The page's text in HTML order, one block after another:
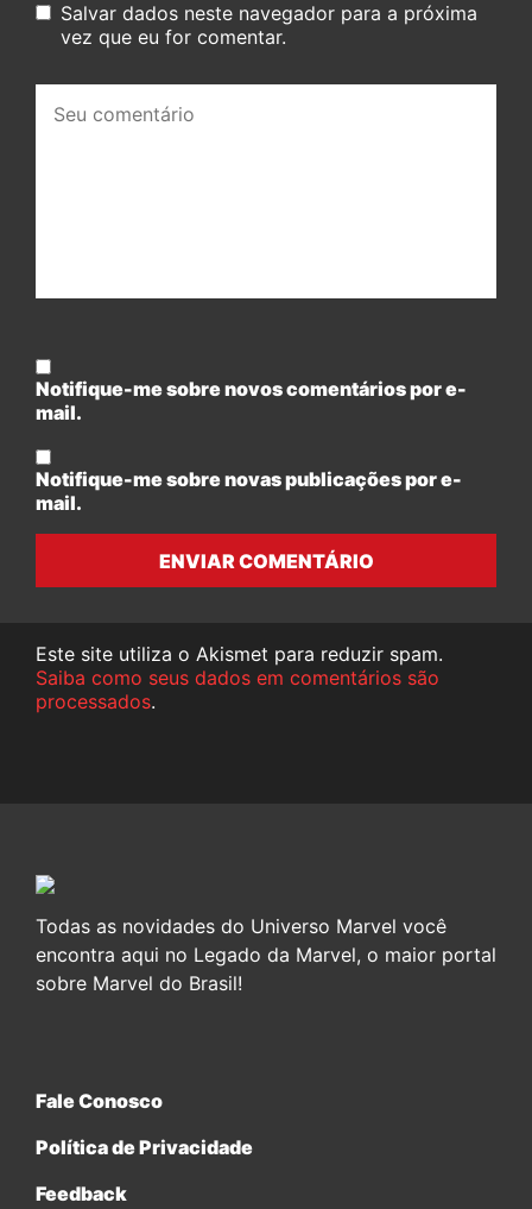
Salvar dados neste navegador para a próxima
vez que eu for comentar.
comentário:
Notifique-me sobre novos comentários por e-
mail.
Notifique-me sobre novas publicações por e-
mail.
ENVIAR COMENTÁRIO
Este site utiliza o Akismet para reduzir spam.
Saiba como seus dados em comentários são
processados.
Todas as novidades do Universo Marvel você
encontra aqui no Legado da Marvel, o maior portal
sobre Marvel do Brasil!
Fale Conosco
Política de Privacidade
Feedback